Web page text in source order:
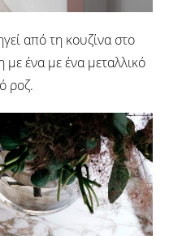
από τη κουζίνα στο
με ένα με ένα μεταλλικό
ροζ.